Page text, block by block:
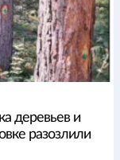
деревьев и
разозлили